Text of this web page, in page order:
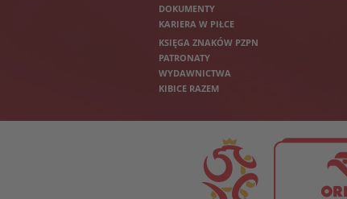
DOKUMENTY
KARIERA W PIŁCE
KSIĘGA ZNAKÓW PZPN
PATRONATY
WYDAWNICTWA
KIBICE RAZEM